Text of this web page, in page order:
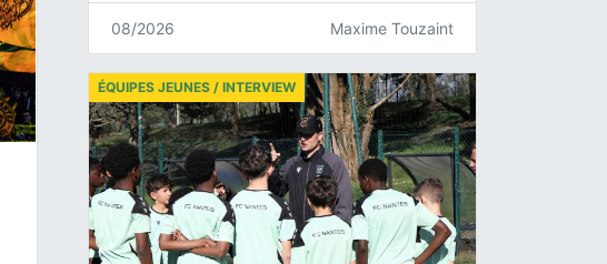
08/2026 Maxime Touzaint
ÉQUIPES JEUNES / INTERVIEW